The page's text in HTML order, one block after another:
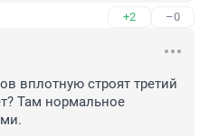
+2 –0
вплотную строят третий
Там нормальное